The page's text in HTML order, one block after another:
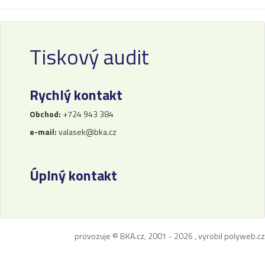
Tiskový audit
Rychlý kontakt
Obchod: +724 943 384
e-mail:valasek@bka.cz
Úplný kontakt
provozuje © BKA.cz, 2001 - 2026 , vyrobil polyweb.cz